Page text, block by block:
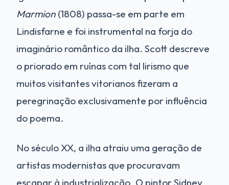
Marmion (1808) passa-se em parte em
Lindisfarne e foi instrumental na forja do
imaginário romântico da ilha. Scott descreve
o priorado em ruínas com tal lirismo que
muitos visitantes vitorianos fizeram a
peregrinação exclusivamente por influência
do poema.
No século XX, a ilha atraiu uma geração de
artistas modernistas que procuravam